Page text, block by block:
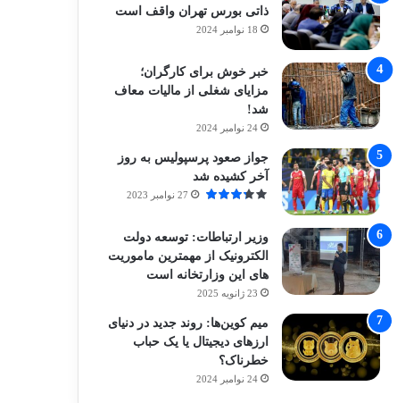
ذاتی بورس تهران واقف است
18 نوامبر 2024
خبر خوش برای کارگران؛
مزایای شغلی از مالیات معاف
شد!
24 نوامبر 2024
جواز صعود پرسپولیس به روز
آخر کشیده شد
27 نوامبر 2023
وزیر ارتباطات: توسعه دولت
الکترونیک از مهمترین ماموریت
های این وزارتخانه است
23 ژانویه 2025
میم کوین‌ها: روند جدید در دنیای
ارزهای دیجیتال یا یک حباب
خطرناک؟
24 نوامبر 2024